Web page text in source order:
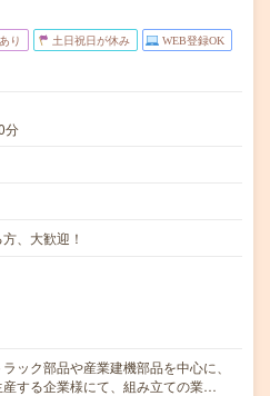
り 土日祝日が休み WEB登録OK
分
、大歓迎！
ック部品や産業建機部品を中心に、
する企業様にて、組み立ての業…